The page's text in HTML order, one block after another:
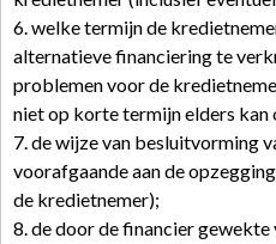
6. welke termijn de
alternatieve financiering te
problemen voor de
niet op korte termijn elders kan
7. de wijze van besluitvorming
voorafgaande aan de
de kredietnemer);
8. de door de financier